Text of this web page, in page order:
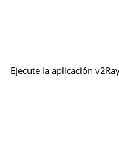
Ejecute la aplicación